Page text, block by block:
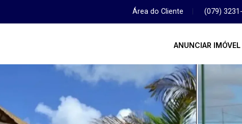
Área do Cliente (079)
ANUNCIAR IMÓVEL